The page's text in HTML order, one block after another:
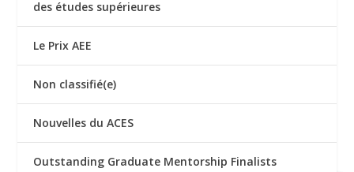
des études supérieures
Le Prix AEE
Non classifié(e)
Nouvelles du ACES
Outstanding Graduate Mentorship Finalists